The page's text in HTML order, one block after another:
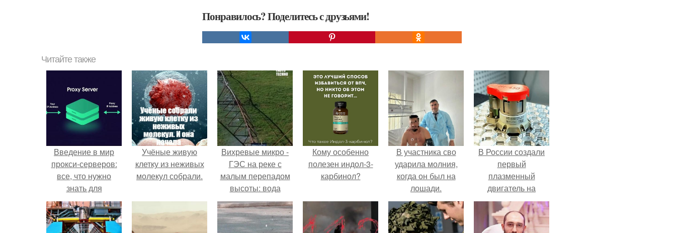
Понравилось? Поделитесь с друзьями!
Читайте также
Введение в мир
прокси-серверов:
все, что нужно
знать для
начинающих
Учёные живую
клетку из неживых
молекул собрали.
Вихревые микро -
ГЭС на реке с
малым перепадом
высоты: вода
закручивается в
бетонной камере и
вращает
Кому особенно
полезен индол-3-
карбинол?
В участника сво
ударила молния,
когда он был на
лошади.
В России создали
первый
плазменный
двигатель на
криптоне.